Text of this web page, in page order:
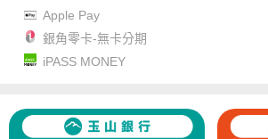
Apple Pay
銀角零卡-無卡分期
iPASS MONEY